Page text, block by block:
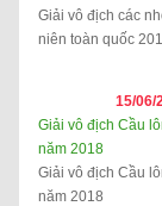
Giải vô địch các
niên toàn quốc
15/06/
Giải vô địch Cầu
năm 2018
Giải vô địch Cầu
năm 2018